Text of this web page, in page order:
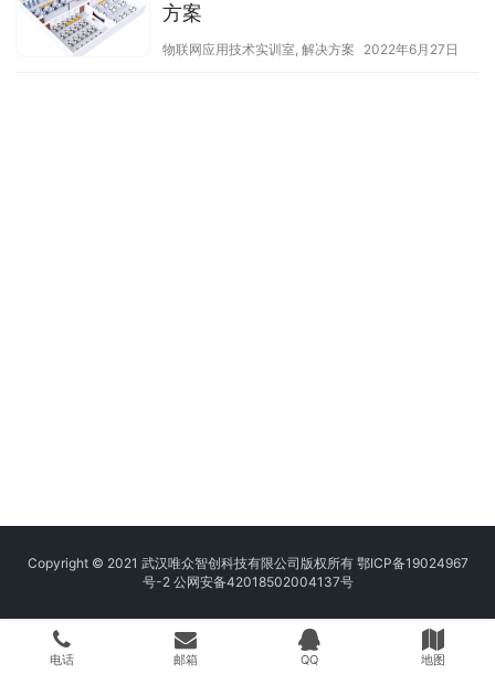
方案
物联网应用技术实训室, 解决方案 2022年6月27日
Copyright © 2021 武汉唯众智创科技有限公司版权所有 鄂ICP备19024967
号-2 公网安备42018502004137号
电话 邮箱 QQ 地图